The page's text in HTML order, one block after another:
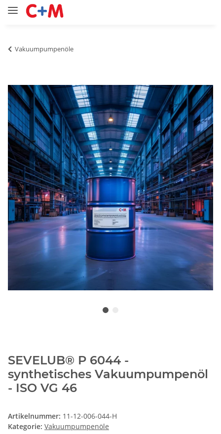
Vakuumpumpenöle
SEVELUB® P 6044 -
synthetisches Vakuumpumpenöl
- ISO VG 46
Artikelnummer: 11-12-006-044-H
Kategorie: Vakuumpumpenöle